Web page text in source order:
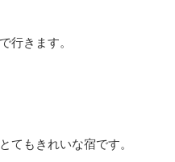
行きます。
てもきれいな宿です。